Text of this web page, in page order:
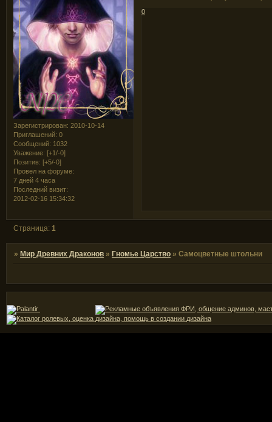
Зарегистрирован: 2010-10-14
Приглашений: 0
Сообщений: 1032
Уважение: [+1/-0]
Позитив: [+5/-0]
Провел на форуме:
7 дней 4 часа
Последний визит:
2012-02-16 15:34:32
0
Страница:1
» Мир Древних Драконов » Гномье Царство »Самоцветные штольни